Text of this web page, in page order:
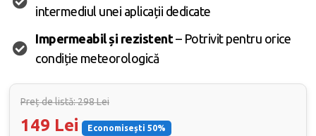
intermediul unei aplicații dedicate
Impermeabil și rezistent– Potrivit pentru orice
condiție meteorologică
Preț de listă: 298 Lei
149 Lei Economisești 50%